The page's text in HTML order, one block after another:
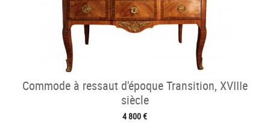
Commode à ressaut d'époque Transition, XVIIIe
siècle
4 800 €